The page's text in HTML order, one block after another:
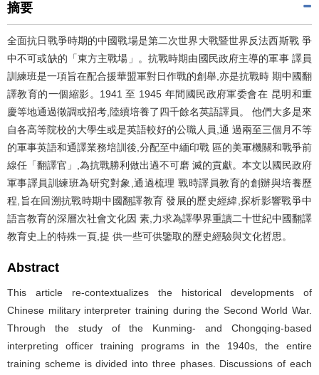
摘要
全面抗日戰爭時期的中國戰場是第二次世界大戰暨世界反法西斯戰 爭
中不可或缺的「東方主戰場」。抗戰時期由國民政府主導的軍事 譯員
訓練班是一項旨在配合援華盟軍對日作戰的創舉,亦是抗戰時 期中國翻
譯教育的一個縮影。1941 至 1945 年間國民政府軍委會在 昆明和重
慶等地通過徵調或招考,陸續培養了四千餘名英語譯員。 他們大多是來
自各高等院校的大學生或是英語較好的公職人員,通 過兩至三個月不等
的軍事英語和通譯業務培訓後,分配至中緬印戰 區的美軍機關和戰爭前
線任「翻譯官」,為抗戰勝利做出過不可磨 滅的貢獻。本文以國民政府
軍事譯員訓練班為研究對象,通過梳理 戰時譯員教育的創辦與培養歷
程,旨在回溯抗戰時期中國翻譯教育 發展的歷史經緯,探析影響戰爭中
語言教育的深層次社會文化因 素,力求為譯學界重讀二十世紀中國翻譯
教育史上的特殊一頁,提 供一些可供鑒取的歷史經驗與文化哲思。
Abstract
This article re-contextualizes the historical developments of
Chinese military interpreter training during the Second World War.
Through the study of the Kunming- and Chongqing-based
interpreting officer training programs in the 1940s, the entire
training scheme is divided into three phases. Discussions of each